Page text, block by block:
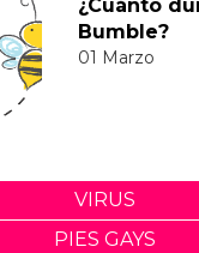
¿Cuánto
Bumble?
01 Marzo
VIRUS
PIES GAYS